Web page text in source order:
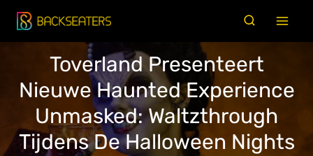
Doorgaan
naar
Toverland Presenteert
Nieuwe Haunted Experience
Unmasked: Waltzthrough
Tijdens De Halloween Nights